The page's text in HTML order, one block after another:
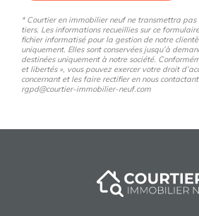
* Courtier en immobilier neuf ne transmettra pas
tiers. Les informations recueillies sur ce
fichier informatisé pour la gestion de notre
uniquement. Elles sont conservées jusqu’à
destinées uniquement à notre société.
et libertés », vous pouvez exercer votre droit
concernant et les faire rectifier en nous
rgpd@courtier-immobilier-neuf.com